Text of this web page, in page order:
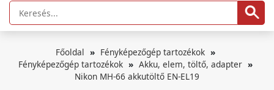
Főoldal
Fényképezőgép tartozékok
Fényképezőgép tartozékok
Akku, elem, töltő, adapter
Nikon MH-66 akkutöltő EN-EL19